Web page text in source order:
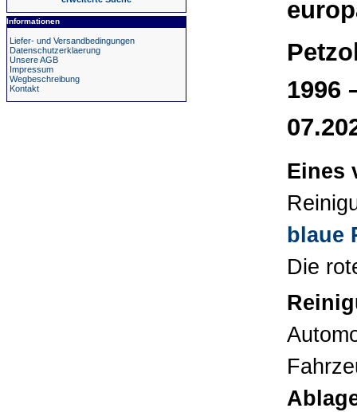
Informationen
Liefer- und Versandbedingungen
Datenschutzerklaerung
Unsere AGB
Impressum
Wegbeschreibung
Kontakt
1996
Eines
blaue
Die